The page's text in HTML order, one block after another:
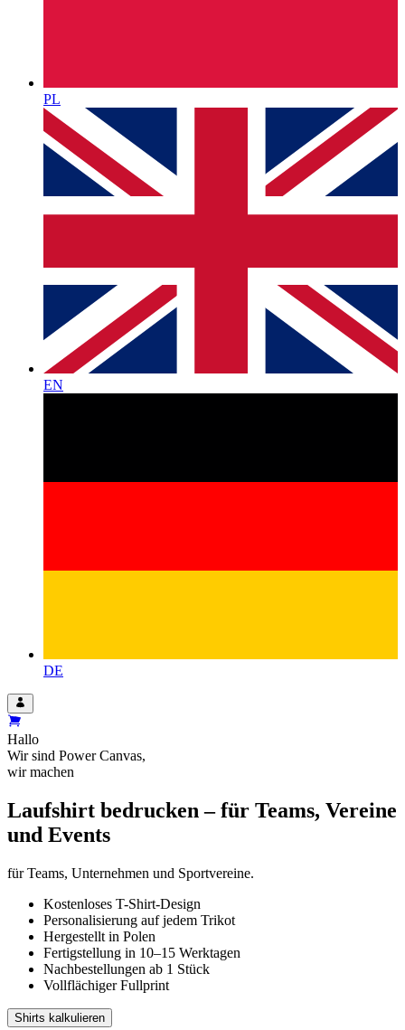
PL
EN
DE
Hallo
Wir sind Power Canvas,
wir machen
Laufshirt bedrucken – für Teams, Vereine
und Events
für Teams, Unternehmen und Sportvereine.
Kostenloses T-Shirt-Design
Personalisierung auf jedem Trikot
Hergestellt in Polen
Fertigstellung in 10–15 Werktagen
Nachbestellungen ab 1 Stück
Vollflächiger Fullprint
Shirts kalkulieren